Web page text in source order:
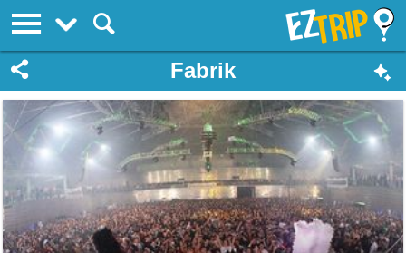
EZTrip
Fabrik